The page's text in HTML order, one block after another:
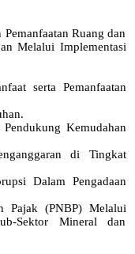
Pemanfaatan Ruang dan
Melalui Implementasi
serta Pemanfaatan
Pendukung Kemudahan
di Tingkat
Dalam Pengadaan
Pajak (PNBP) Melalui
Sektor Mineral dan